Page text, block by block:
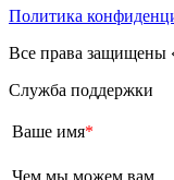
Политика
Все права
Служба поддержки
Ваше имя*
Чем мы можем вам